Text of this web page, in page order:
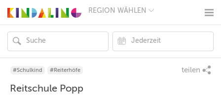
REGION WÄHLEN
MÜNCHEN
HAMBURG
FRANKFURT
KÖLN
#Schulkind #Reiterhöfe teilen
Reitschule Popp